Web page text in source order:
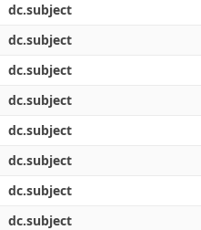
dc.subject
dc.subject
dc.subject
dc.subject
dc.subject
dc.subject
dc.subject
dc.subject